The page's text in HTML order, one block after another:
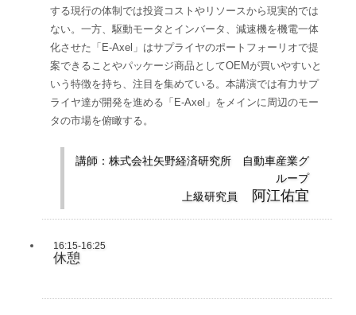
する現行の体制では投資コストやリソースから現実的では
ない。一方、駆動モータとインバータ、減速機を機電一体
化させた「E-Axel」はサプライヤのポートフォーリオで提
案できることやパッケージ商品としてOEMが買いやすいと
いう特徴を持ち、注目を集めている。本講演では有力サプ
ライヤ達が開発を進める「E-Axel」をメインに周辺のモー
タの市場を俯瞰する。
講師：株式会社矢野経済研究所 自動車産業グ
ループ
上級研究員
阿江佑宜
16:15-16:25
休憩